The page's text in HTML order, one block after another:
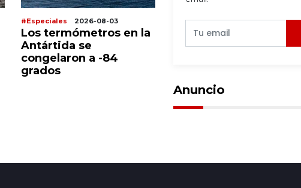
#Especiales 2026-08-03
Los termómetros en la
Antártida se
congelaron a -84
grados
#Especiales 2026-07-28
Red de encubrimiento
político legalizó la
desestabilizados
Anuncio